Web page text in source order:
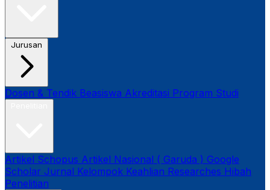
Jurusan
Dosen & Tendik Beasiswa Akreditasi Program Studi
Artikel Schopus Artikel Nasional ( Garuda ) Google
Scholar Jurnal Kelompok Keahlian Researches Hibah
Penelitian